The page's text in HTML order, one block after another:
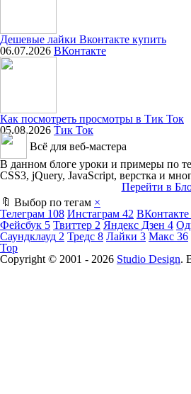
Дешевые лайки Вконтакте купить
06.07.2026 ВКонтакте
Как посмотреть просмотры в Тик Ток
05.08.2026 Тик Ток
Всё для веб-мастера
В данном блоге уроки и примеры по
CSS3, jQuery, JavaScript, верстка и
Перейти в
🔖 Выбор по тегам ×
Телеграм 108 Инстаграм 42 ВКонтакте
Фейсбук 5 Твиттер 2 Яндекс Дзен 4
Саундклауд 2 Тредс 8 Лайки 3 Макс 36
Top
Copyright © 2001 - 2026 Studio Design.